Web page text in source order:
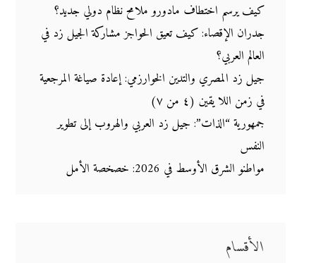
كيف يرسم اختطاف مادورو ملامح نظام دولي جديد؟
جدران الإقصاء: كيف تعيق الحواجز مشاركة الجيل زد في
العالم العربي؟
جيل زد المصري والتدين الخوارزمي: إعادة صياغة المرجعية
في زمن اللا يقين (٤ من ٧)
جمهورية “الذات”: جيل زد العربي والهروب إلى تطوير
النفس
مواطنو الشرق الأوسط في 2026: خصخصة الأمل
الأقسام